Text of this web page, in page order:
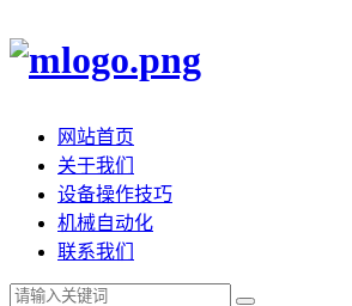
网站首页
关于我们
设备操作技巧
机械自动化
联系我们